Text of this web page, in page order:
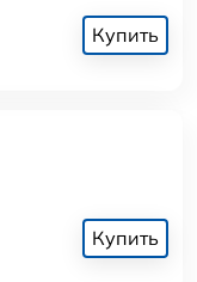
Купить
Купить